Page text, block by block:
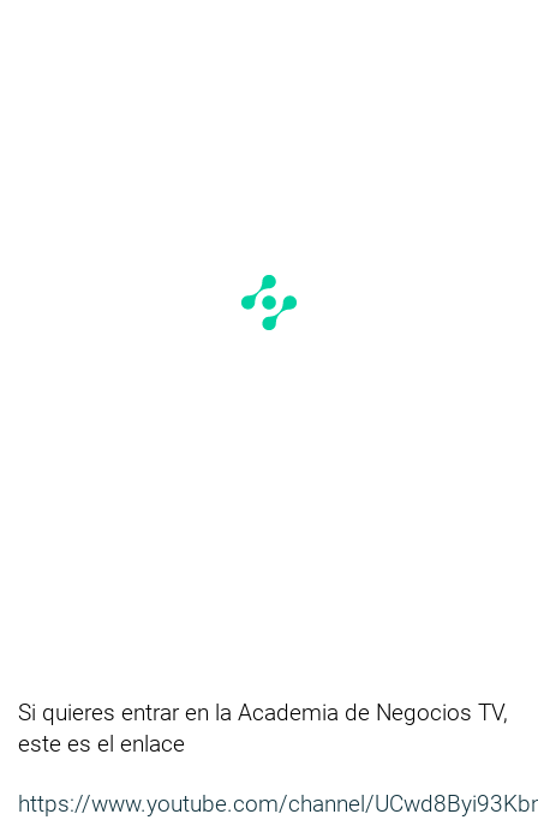
Si quieres entrar en la Academia de Negocios TV,
este es el enlace
https://www.youtube.com/channel/